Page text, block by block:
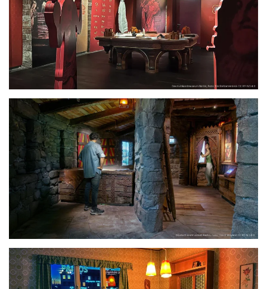
größer
größer